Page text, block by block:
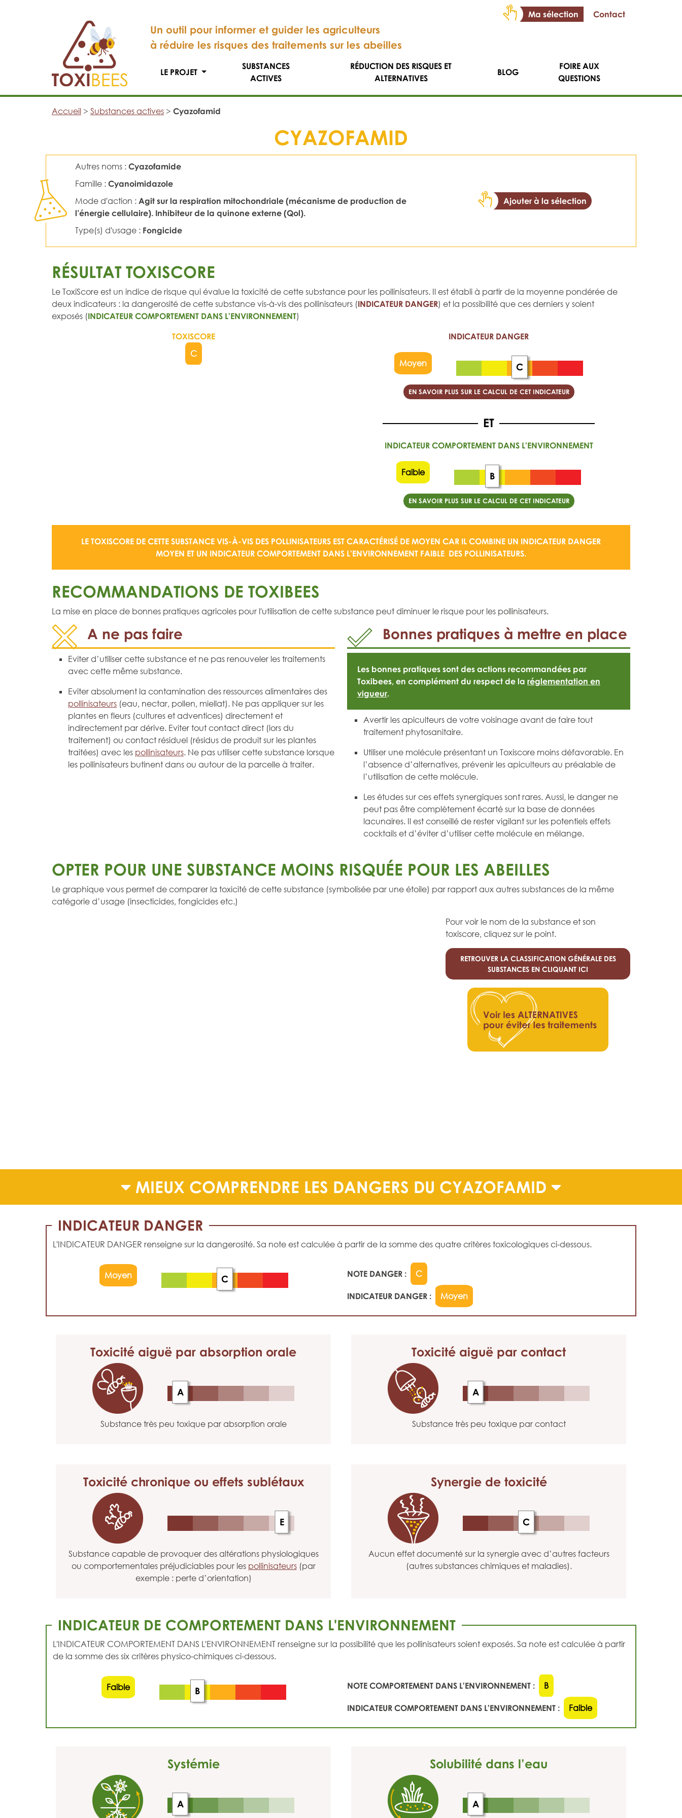
Ma sélection Contact
Un outil pour informer et guider les agriculteurs
à réduire les risques des traitements sur les abeilles
LE PROJET
SUBSTANCES
ACTIVES
RÉDUCTION DES RISQUES ET
ALTERNATIVES
BLOG
FOIRE AUX
QUESTIONS
Accueil > Substances actives > Cyazofamid
CYAZOFAMID
Autres noms : Cyazofamide
Famille : Cyanoimidazole
Mode d'action : Agit sur la respiration mitochondriale (mécanisme de production de
l’énergie cellulaire). Inhibiteur de la quinone externe (Qol).
Type(s) d'usage : Fongicide
Ajouter à la sélection
RÉSULTAT TOXISCORE
Le ToxiScore est un indice de risque qui évalue la toxicité de cette substance pour les pollinisateurs. Il est établi à partir de la moyenne pondérée de
deux indicateurs : la dangerosité de cette substance vis-à-vis des pollinisateurs (INDICATEUR DANGER) et la possibilité que ces derniers y soient
exposés (INDICATEUR COMPORTEMENT DANS L'ENVIRONNEMENT)
TOXISCORE
C
INDICATEUR DANGER
Moyen C
EN SAVOIR PLUS SUR LE CALCUL DE CET INDICATEUR
INDICATEUR COMPORTEMENT DANS L'ENVIRONNEMENT
Faible B
EN SAVOIR PLUS SUR LE CALCUL DE CET INDICATEUR
LE TOXISCORE DE CETTE SUBSTANCE VIS-À-VIS DES POLLINISATEURS EST CARACTÉRISÉ DE MOYEN CAR IL COMBINE UN INDICATEUR DANGER
MOYEN ET UN INDICATEUR COMPORTEMENT DANS L'ENVIRONNEMENT FAIBLE DES POLLINISATEURS.
RECOMMANDATIONS DE TOXIBEES
La mise en place de bonnes pratiques agricoles pour l'utilisation de cette substance peut diminuer le risque pour les pollinisateurs.
A ne pas faire
Eviter d’utiliser cette substance et ne pas renouveler les traitements
avec cette même substance.
Eviter absolument la contamination des ressources alimentaires des
pollinisateurs (eau, nectar, pollen, miellat). Ne pas appliquer sur les
plantes en fleurs (cultures et adventices) directement et
indirectement par dérive. Eviter tout contact direct (lors du
traitement) ou contact résiduel (résidus de produit sur les plantes
traitées) avec les pollinisateurs. Ne pas utiliser cette substance lorsque
les pollinisateurs butinent dans ou autour de la parcelle à traiter.
Bonnes pratiques à mettre en place
Les bonnes pratiques sont des actions recommandées par
Toxibees, en complément du respect de la réglementation en
vigueur.
Avertir les apiculteurs de votre voisinage avant de faire tout
traitement phytosanitaire.
Utiliser une molécule présentant un Toxiscore moins défavorable. En
l’absence d’alternatives, prévenir les apiculteurs au préalable de
l’utilisation de cette molécule.
Les études sur ces effets synergiques sont rares. Aussi, le danger ne
peut pas être complètement écarté sur la base de données
lacunaires. Il est conseillé de rester vigilant sur les potentiels effets
cocktails et d’éviter d’utiliser cette molécule en mélange.
OPTER POUR UNE SUBSTANCE MOINS RISQUÉE POUR LES ABEILLES
Le graphique vous permet de comparer la toxicité de cette substance (symbolisée par une étoile) par rapport aux autres substances de la même
catégorie d’usage (insecticides, fongicides etc.)
Pour voir le nom de la substance et son
toxiscore, cliquez sur le point.
RETROUVER LA CLASSIFICATION GÉNÉRALE DES
SUBSTANCES EN CLIQUANT ICI
MIEUX COMPRENDRE LES DANGERS DU CYAZOFAMID
INDICATEUR DANGER
L'INDICATEUR DANGER renseigne sur la dangerosité. Sa note est calculée à partir de la somme des quatre critères toxicologiques ci-dessous.
Moyen C NOTE DANGER : C
INDICATEUR DANGER : Moyen
Toxicité aiguë par absorption orale
A
Substance très peu toxique par absorption orale
Toxicité aiguë par contact
A
Substance très peu toxique par contact
Toxicité chroniqueou effets sublétaux
E
Substance capable de provoquer des altérations physiologiques
ou comportementales préjudiciables pour les pollinisateurs(par
exemple : perte d’orientation)
Synergiede toxicité
C
Aucun effet documenté sur la synergie avec d’autres facteurs
(autres substances chimiques et maladies).
INDICATEUR DE COMPORTEMENT DANS L'ENVIRONNEMENT
L'INDICATEUR COMPORTEMENT DANS L'ENVIRONNEMENT renseigne sur la possibilité que les pollinisateurs soient exposés. Sa note est calculée à partir
de la somme des six critères physico-chimiques ci-dessous.
Faible B NOTE COMPORTEMENT DANS L'ENVIRONNEMENT : B
INDICATEUR COMPORTEMENT DANS L'ENVIRONNEMENT : Faible
Systémie
A
Solubilité dans l’eau
A